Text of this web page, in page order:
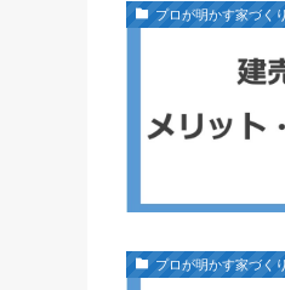
プロが明かす家づく
プロが明かす家づく